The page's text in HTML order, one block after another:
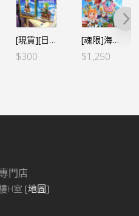
[現貨][日本限定][草帽商店]海賊王 WCF 草帽一夥 烈陽號列車 ALL ABOARD 單個 卓洛
$300
[魂限]海賊王 WCF PREMEUM 草帽一夥-蛋頭Ver.-**行版
$1,250
門店
H室 [地圖]